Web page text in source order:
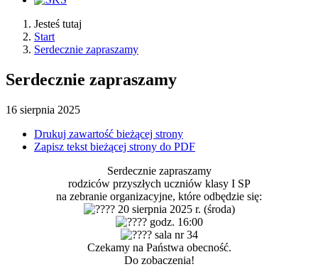
Jesteś tutaj
Start
Serdecznie zapraszamy
Serdecznie zapraszamy
16 sierpnia 2025
Drukuj zawartość bieżącej strony
Zapisz tekst bieżącej strony do PDF
Serdecznie zapraszamy
rodziców przyszłych uczniów klasy I SP
na zebranie organizacyjne, które odbędzie się:
20 sierpnia 2025 r. (środa)
godz. 16:00
sala nr 34
Czekamy na Państwa obecność.
Do zobaczenia!